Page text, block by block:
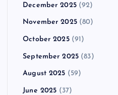
December 2025(92)
November 2025(80)
October 2025(91)
September 2025 (83)
August 2025 (59)
June 2025 (37)